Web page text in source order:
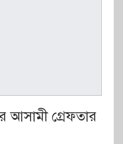
আসামী গ্রেফতার